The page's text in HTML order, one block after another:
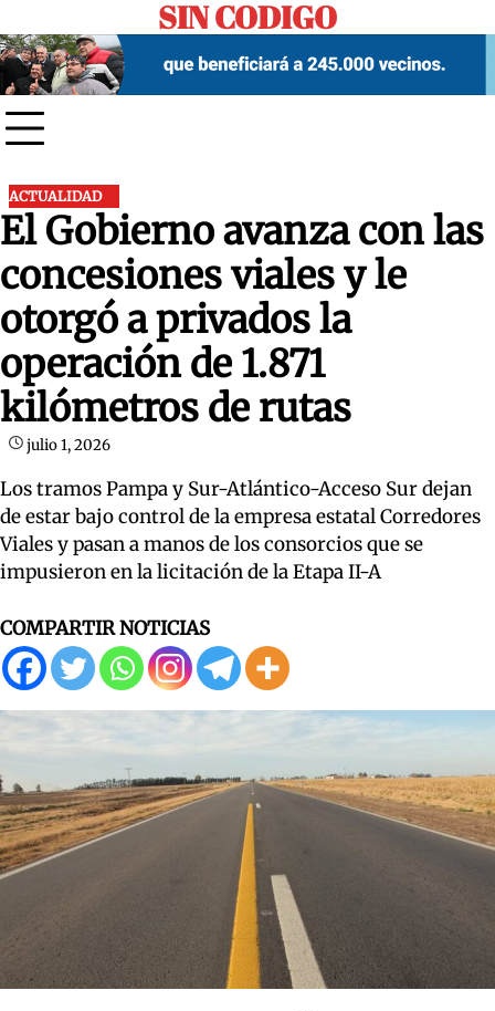
to
content
SIN CODIGO
ACTUALIDAD
El Gobierno avanza con las
concesiones viales y le
otorgó a privados la
operación de 1.871
kilómetros de rutas
julio 1, 2026
Los tramos Pampa y Sur-Atlántico-Acceso Sur dejan
de estar bajo control de la empresa estatal Corredores
Viales y pasan a manos de los consorcios que se
impusieron en la licitación de la Etapa II-A
COMPARTIR NOTICIAS